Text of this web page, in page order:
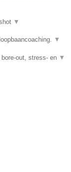
▼
▼
out, stress- en ▼